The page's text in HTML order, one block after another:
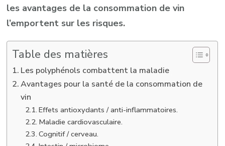
les avantages de la consommation de vin
l’emportent sur les risques.
Table des matières
Les polyphénols combattent la maladie
Avantages pour la santé de la consommation de
vin
Effets antioxydants / anti-inflammatoires.
Maladie cardiovasculaire.
Cognitif / cerveau.